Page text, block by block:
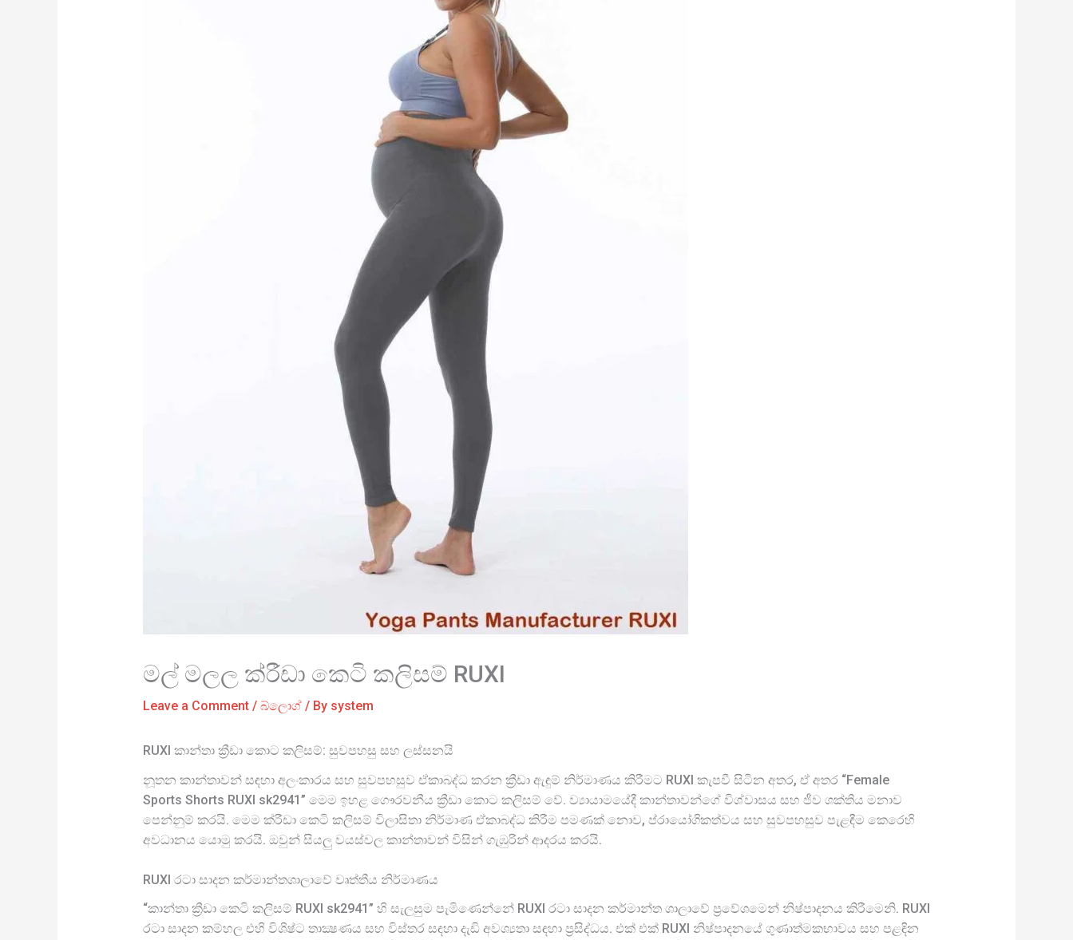
මල් මලල ක්රීඩා කෙටි කලිසම් RUXI
Leave a Comment / බ්ලොග්/ By system
RUXI කාන්තා ක්‍රීඩා කොට කලිසම්: සුවපහසු සහ ලස්සනයි
නූතන කාන්තාවන් සඳහා අලංකාරය සහ සුවපහසුව ඒකාබද්ධ කරන ක්‍රීඩා ඇඳුම් නිර්මාණය කිරීමට RUXI කැපවී සිටින අතර, ඒ අතර “Female
Sports Shorts RUXI sk2941” මෙම ඉහළ ගෞරවනීය ක්‍රීඩා කොට කලිසම් වේ. ව්‍යායාමයේදී කාන්තාවන්ගේ විශ්වාසය සහ ජීව ශක්තිය මනාව
පෙන්නුම් කරයි. මෙම ක්රීඩා කෙටි කලිසම් විලාසිතා නිර්මාණ ඒකාබද්ධ කිරීම පමණක් නොව, ප්රායෝගිකත්වය සහ සුවපහසුව පැළඳීම කෙරෙහි
අවධානය යොමු කරයි. ඔවුන් සියලු වයස්වල කාන්තාවන් විසින් ගැඹුරින් ආදරය කරයි.
RUXI රටා සාදන කර්මාන්තශාලාවේ වෘත්තීය නිර්මාණය
“කාන්තා ක්‍රීඩා කෙටි කලිසම් RUXI sk2941” හි සැලසුම පැමිණෙන්නේ RUXI රටා සාදන කර්මාන්ත ශාලාවේ ප්‍රවේශමෙන් නිෂ්පාදනය කිරීමෙනි. RUXI
රටා සාදන කම්හල එහි විශිෂ්ට තාක්‍ෂණය සහ විස්තර සඳහා දැඩි අවශ්‍යතා සඳහා ප්‍රසිද්ධය. එක් එක් RUXI නිෂ්පාදනයේ ගුණාත්මකභාවය සහ පළඳින